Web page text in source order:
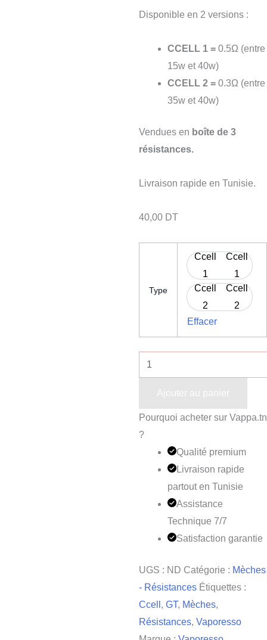
Disponible en 2 versions :
CCELL 1 =0.5Ω (entre
15w et 40w)
CCELL 2 =0.3Ω (entre
35w et 40w)
Vendues en boîte de 3
résistances.
Livraison rapide en Tunisie.
40,00 DT
Type
Ccell
1
Ccell
1
Ccell
2
Ccell
2
Effacer
Ajouter au panier
Pourquoi acheter sur Vappa.tn
?
Qualité premium
Livraison rapide
partout en Tunisie
Assistance
Technique 7/7
Satisfaction garantie
UGS : ND Catégorie : Mèches
- Résistances Étiquettes :
Ccell , GT, Mèches,
Résistances, Vaporesso